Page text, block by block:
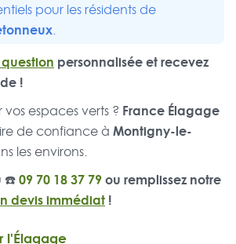
pour les résidents de
.
personnalisée et recevez
!
espaces verts ? France Élagage
de confiance à Montigny-le-
les environs.
☎️09 70 18 37 79ou remplissez notre
devis immédiat !
l'Élagage